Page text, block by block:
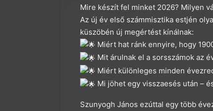
Mire készít fel minket 2026? Milyen
Az új év első számmisztika estjén
küszöbén új megértést kínálnak:
Miért hat ránk ennyire, hogy
Mit árulnak el a sorsszámok az
Miért különleges minden
Mi jöhet egy visszaesés után –
Szunyogh János ezúttal egy több